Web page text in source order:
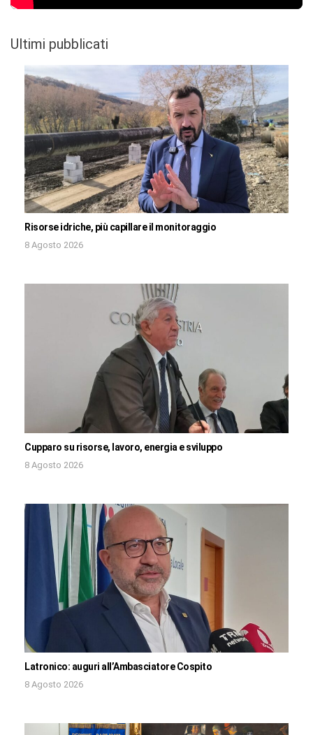
Ultimi pubblicati
Risorse idriche, più capillare il monitoraggio
8 Agosto 2026
Cupparo su risorse, lavoro, energia e sviluppo
8 Agosto 2026
Latronico: auguri all’Ambasciatore Cospito
8 Agosto 2026